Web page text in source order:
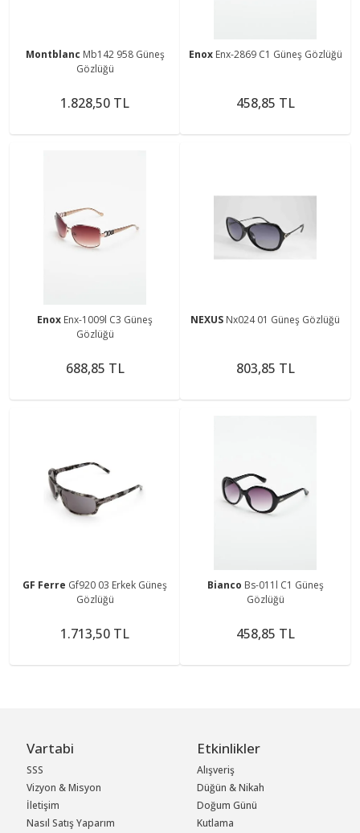
Montblanc Mb142 958 Güneş
Gözlüğü
1.828,50 TL
Enox Enx-2869 C1 Güneş Gözlüğü
458,85 TL
Enox Enx-1009l C3 Güneş
Gözlüğü
688,85 TL
NEXUS Nx024 01 Güneş Gözlüğü
803,85 TL
GF Ferre Gf920 03 Erkek Güneş
Gözlüğü
1.713,50 TL
Bianco Bs-011l C1 Güneş
Gözlüğü
458,85 TL
Vartabi
SSS
Vizyon & Misyon
İletişim
Nasıl Satış Yaparım
Etkinlikler
Alışveriş
Düğün & Nikah
Doğum Günü
Kutlama